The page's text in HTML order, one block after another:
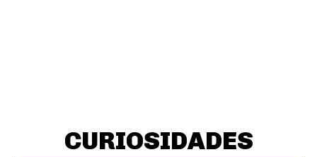
CURIOSIDADES